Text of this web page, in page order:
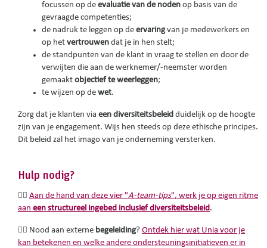
focussen op de evaluatie van de noden op basis van de
gevraagde competenties;
de nadruk te leggen op de ervaringvan je medewerkers en
op het vertrouwen dat je in hen stelt;
de standpunten van de klant in vraag te stellen en door de
verwijten die aan de werknemer/-neemster worden
gemaakt objectief te weerleggen;
te wijzen op de wet.
Zorg dat je klanten via een diversiteitsbeleid duidelijk op de hoogte
zijn van je engagement. Wijs hen steeds op deze ethische principes.
Dit beleid zal het imago van je onderneming versterken.
Hulp nodig?
👉🏽 Aan de hand van deze vier "A-team-tips", werk je op eigen ritme
aan een structureel ingebed inclusief diversiteitsbeleid.
👉🏽 Nood aan externe begeleiding? Ontdek hier wat Unia voor je
kan betekenen en welke andere ondersteuningsinitiatieven er in